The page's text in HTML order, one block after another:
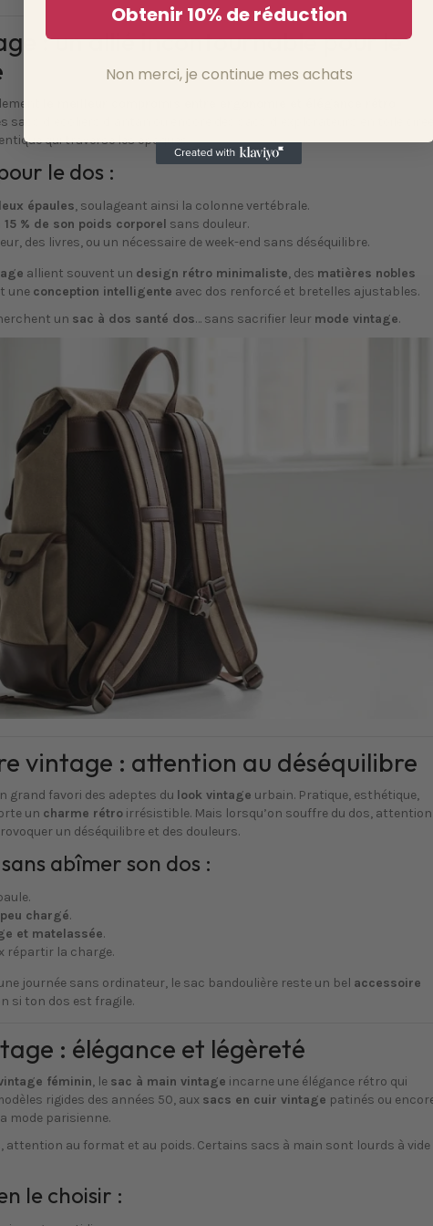
: un allié incontournable pour le
sacs d’écoliers d’antan ou encore des sacs d’explorateurs en toile
qui traverse les époques.
le dos :
épaules, soulageant ainsi la colonne vertébrale.
15 % de son poids corporel sans douleur.
des livres, ou un nécessaire de week-end sans déséquilibre.
allient souvent un design rétro minimaliste, des matières nobles
une conception intelligente avec dos renforcé et bretelles ajustables.
un sac à dos santé dos… sans sacrifier leur mode vintage.
vintage : attention au déséquilibre
grand favori des adeptes du look vintage urbain. Pratique, esthétique,
un charme rétro irrésistible. Mais lorsqu’on souffre du dos, attention
un déséquilibre et des douleurs.
abîmer son dos :
peu chargé.
et matelassée.
répartir la charge.
journée sans ordinateur, le sac bandoulière reste un bel accessoire
si ton dos est fragile.
: élégance et légèreté
féminin, le sac à main vintage incarne une élégance rétro qui
rigides des années 50, aux sacs en cuir vintage patinés ou
mode parisienne.
attention au format et au poids. Certains sacs à main sont lourds à vide
le choisir :
Obtenir 10% de réduction
Non merci, je continue mes achats